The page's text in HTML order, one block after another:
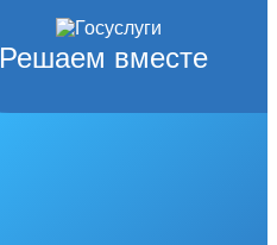
Решаем вместе